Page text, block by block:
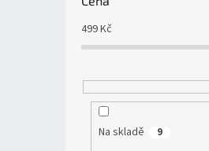
499Kč
Na skladě 9